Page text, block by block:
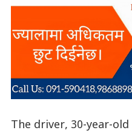
The driver, 30-year-